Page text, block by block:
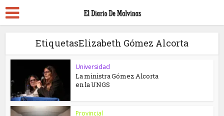
EtiquetasElizabeth Gómez Alcorta
Universidad
La ministra Gómez Alcorta
en la UNGS
Provincial